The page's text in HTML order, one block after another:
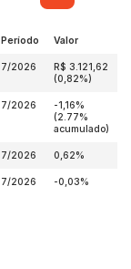
Período Valor
7/2026
R$ 3.121,62
(0,82%)
7/2026
-1,16%
(2.77%
acumulado)
7/2026 0,62%
7/2026 -0,03%